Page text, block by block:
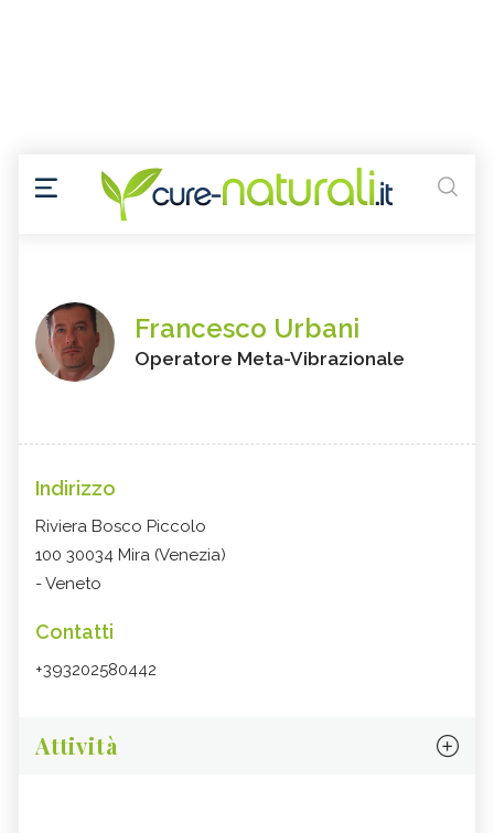
Francesco Urbani
Operatore Meta-Vibrazionale
Indirizzo
Riviera Bosco Piccolo
100 30034 Mira (Venezia)
- Veneto
Contatti
+393202580442
Attività